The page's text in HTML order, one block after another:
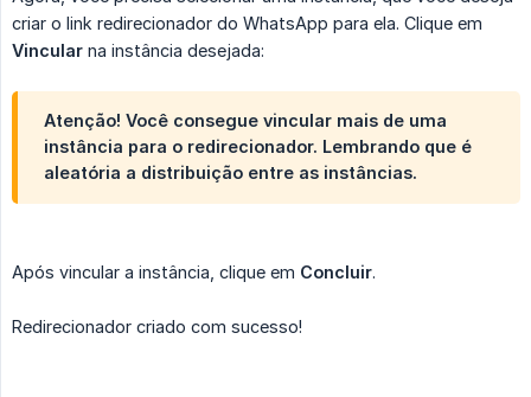
criar o link redirecionador do WhatsApp para ela. Clique em
Vincular na instância desejada:
Atenção! Você consegue vincular mais de uma
instância para o redirecionador. Lembrando que é
aleatória a distribuição entre as instâncias.
Após vincular a instância, clique em Concluir.
Redirecionador criado com sucesso!